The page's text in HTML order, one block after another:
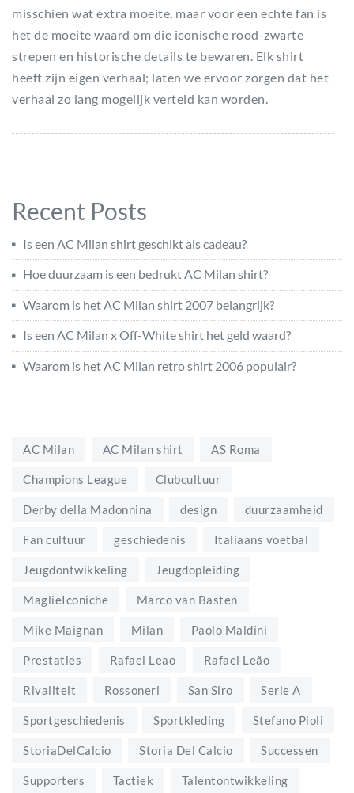
misschien wat extra moeite, maar voor een echte fan is
het de moeite waard om die iconische rood-zwarte
strepen en historische details te bewaren. Elk shirt
heeft zijn eigen verhaal; laten we ervoor zorgen dat het
verhaal zo lang mogelijk verteld kan worden.
Recent Posts
Is een AC Milan shirt geschikt als cadeau?
Hoe duurzaam is een bedrukt AC Milan shirt?
Waarom is het AC Milan shirt 2007 belangrijk?
Is een AC Milan x Off-White shirt het geld waard?
Waarom is het AC Milan retro shirt 2006 populair?
AC Milan AC Milan shirt AS Roma
Champions League Clubcultuur
Derby della Madonnina design duurzaamheid
Fan cultuur geschiedenis Italiaans voetbal
Jeugdontwikkeling Jeugdopleiding
MaglieIconiche Marco van Basten
Mike Maignan Milan Paolo Maldini
Prestaties Rafael Leao Rafael Leão
Rivaliteit Rossoneri San Siro Serie A
Sportgeschiedenis Sportkleding Stefano Pioli
StoriaDelCalcio Storia Del Calcio Successen
Supporters Tactiek Talentontwikkeling